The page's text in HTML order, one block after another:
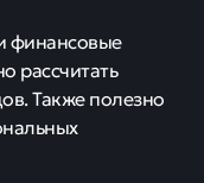
финансовые
рассчитать
Также полезно